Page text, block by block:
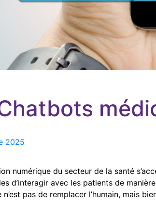
2025
numérique du secteur de la santé
d’interagir avec les patients de
n’est pas de remplacer l’humain, mais